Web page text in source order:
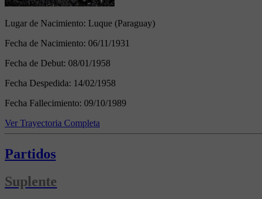
Lugar de Nacimiento: Luque (Paraguay)
Fecha de Nacimiento: 06/11/1931
Fecha de Debut: 08/01/1958
Fecha Despedida: 14/02/1958
Fecha Fallecimiento: 09/10/1989
Ver Trayectoria Completa
Partidos
Suplente